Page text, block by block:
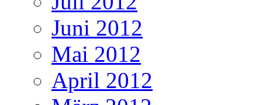
Juni 2012
Mai 2012
April 2012